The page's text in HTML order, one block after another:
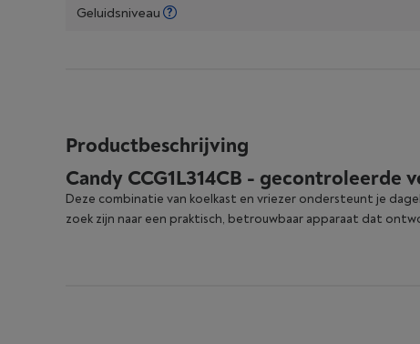
Geluidsniveau
Productbeschrijving
Candy CCG1L314CB - gecontroleerde
Deze combinatie van koelkast en vriezer ondersteunt je
zoek zijn naar een praktisch, betrouwbaar apparaat dat